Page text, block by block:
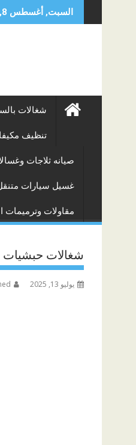
to
السبت, أغسطس 8, 2026
شغالات
تنظيف
صيانه ثلاجات
غسيل سيارات
مقاولات وترميمات
شغالات حبشيات
يوليو 13, 2025